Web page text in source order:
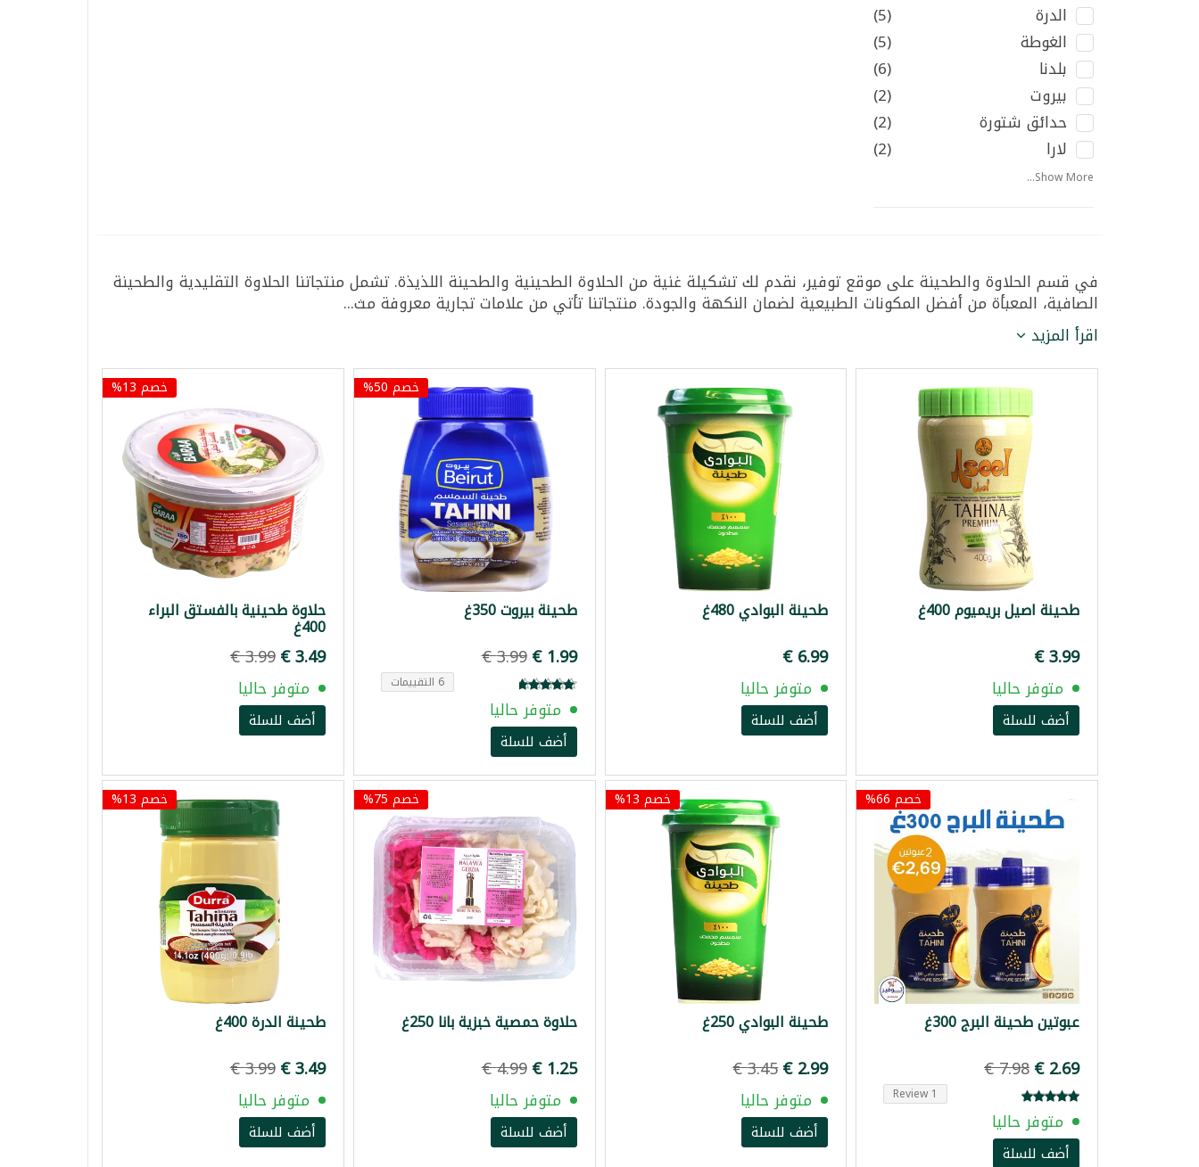
الدرة
(5)
الغوطة
(5)
بلدنا
(6)
بيروت
(2)
حدائق شتورة
(2)
لارا
(2)
Show More...
في قسم الحلاوة والطحينة على موقع توفير، نقدم لك تشكيلة غنية من الحلاوة الطحينية والطحينة اللذيذة. تشمل منتجاتنا الحلاوة التقليدية والطحينة
الصافية، المعبأة من أفضل المكونات الطبيعية لضمان النكهة والجودة. منتجاتنا تأتي من علامات تجارية معروفة مث...
اقرأ المزيد
طحينة اصيل بريميوم 400غ
متوفر حاليا
أضف للسلة
طحينة البوادي 480غ
‏6.99 €
متوفر حاليا
أضف للسلة
خصم 50%
طحينة بيروت 350غ
‏1.99 €
‏3.99 €
6 التقييمات
متوفر حاليا
أضف للسلة
خصم 13%
حلاوة طحينية بالفستق البراء
400غ
‏3.49 €
‏3.99 €
متوفر حاليا
أضف للسلة
خصم 66%
عبوتين طحينة البرج 300غ
1 Review
متوفر حاليا
أضف للسلة
خصم 13%
طحينة البوادي 250غ
‏2.99 €
‏3.45 €
متوفر حاليا
أضف للسلة
خصم 75%
حلاوة حمصية خبزية بانا 250غ
‏1.25 €
‏4.99 €
متوفر حاليا
أضف للسلة
خصم 13%
طحينة الدرة 400غ
‏3.49 €
‏3.99 €
متوفر حاليا
أضف للسلة